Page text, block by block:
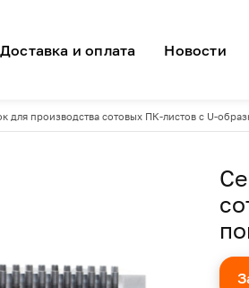
Доставка и оплата Новости
для производства сотовых ПК-листов с U-